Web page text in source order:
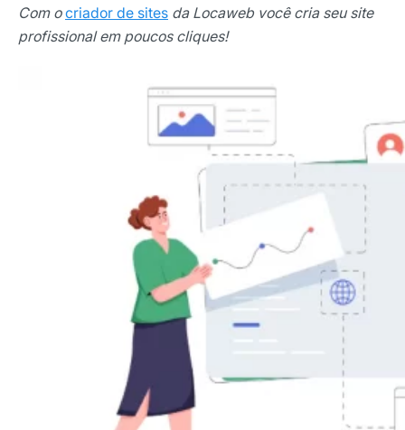
Com ocriador de sites da Locaweb você cria seu site
profissional em poucos cliques!